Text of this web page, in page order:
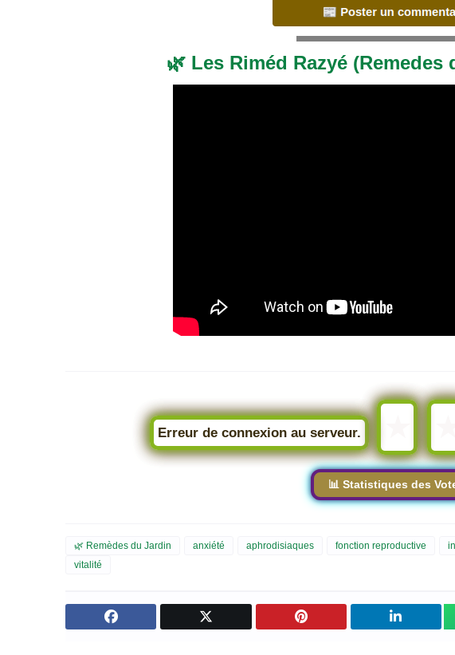
🌿 Les Riméd Razyé
Erreur de connexion au serveur.
📊 Statistiques des
🌿 Remèdes du Jardin anxiété aphrodisiaques fonction reproductive
vitalité